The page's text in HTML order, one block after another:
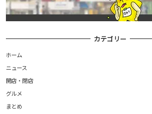
カテゴリー
ホーム
ニュース
開店・閉店
グルメ
まとめ